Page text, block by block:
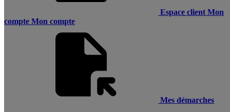
Espace client Mon
compte Mon compte
Mes démarches